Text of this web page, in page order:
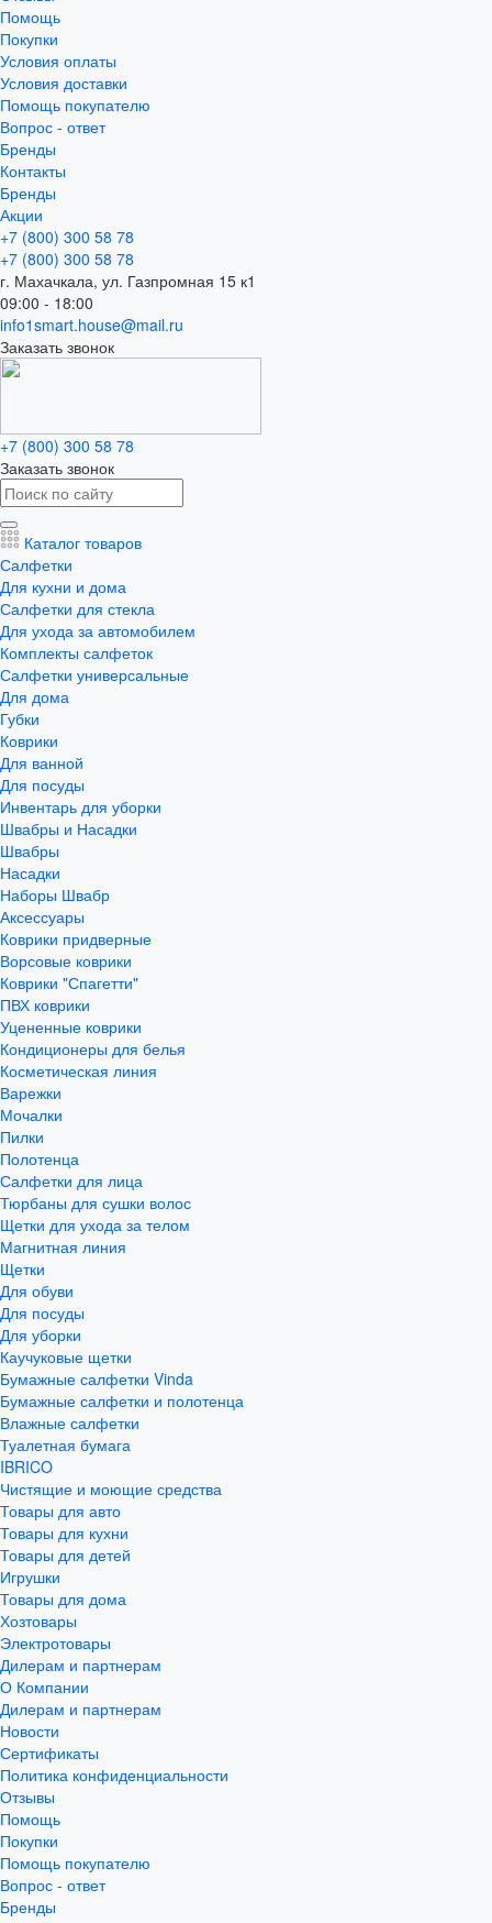
Помощь
Покупки
Условия оплаты
Условия доставки
Помощь покупателю
Вопрос - ответ
Бренды
Контакты
Бренды
Акции
+7 (800) 300 58 78
+7 (800) 300 58 78
г. Махачкала, ул. Газпромная 15 к1
09:00 - 18:00
info1smart.house@mail.ru
Заказать звонок
+7 (800) 300 58 78
Заказать звонок
Каталог товаров
Салфетки
Для кухни и дома
Салфетки для стекла
Для ухода за автомобилем
Комплекты салфеток
Салфетки универсальные
Для дома
Губки
Коврики
Для ванной
Для посуды
Инвентарь для уборки
Швабры и Насадки
Швабры
Насадки
Наборы Швабр
Аксессуары
Коврики придверные
Ворсовые коврики
Коврики "Спагетти"
ПВХ коврики
Уцененные коврики
Кондиционеры для белья
Косметическая линия
Варежки
Мочалки
Пилки
Полотенца
Салфетки для лица
Тюрбаны для сушки волос
Щетки для ухода за телом
Магнитная линия
Щетки
Для обуви
Для посуды
Для уборки
Каучуковые щетки
Бумажные салфетки Vinda
Бумажные салфетки и полотенца
Влажные салфетки
Туалетная бумага
IBRICO
Чистящие и моющие средства
Товары для авто
Товары для кухни
Товары для детей
Игрушки
Товары для дома
Хозтовары
Электротовары
Дилерам и партнерам
О Компании
Дилерам и партнерам
Новости
Сертификаты
Политика конфиденциальности
Отзывы
Помощь
Покупки
Помощь покупателю
Вопрос - ответ
Бренды